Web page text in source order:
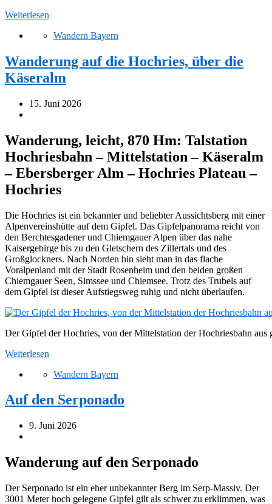
Weiterlesen
Wandern Bayern
Wanderung auf die Hochries, über die
Käseralm
15. Juni 2026
Wanderung, leicht, 870 Hm: Talstation
Hochriesbahn – Mittelstation – Käseralm
– Ebersberger Alm – Hochries Plateau –
Hochries
Die Hochries ist ein bekannter und beliebter Aussichtsberg mit einer
Alpenvereinshütte auf dem Gipfel. Das Gipfelpanorama reicht von
den Berchtesgadener und Chiemgauer Alpen über das nahe
Kaisergebirge bis zu den Gletschern des Zillertals und des
Großglockners. Nach Norden hin sieht man in das flache
Voralpenland mit der Stadt Rosenheim und den beiden großen
Chiemgauer Seen, Simssee und Chiemsee. Trotz des Trubels auf
dem Gipfel ist dieser Aufstiegsweg ruhig und nicht überlaufen.
Der Gipfel der Hochries, von der Mittelstation der Hochriesbahn aus
Weiterlesen
Wandern Bayern
Auf den Serponado
9. Juni 2026
Wanderung auf den Serponado
Der Serponado ist ein eher unbekannter Berg im Serp-Massiv. Der
3001 Meter hoch gelegene Gipfel gilt als schwer zu erklimmen, was